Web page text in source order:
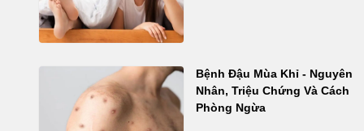
Bệnh Đậu Mùa Khỉ - Nguyên
Nhân, Triệu Chứng Và Cách
Phòng Ngừa